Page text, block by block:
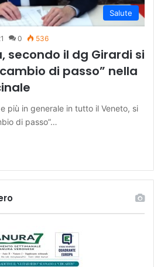
Salute
0 536
secondo il dg Girardi si
di passo” nella
più in generale in tutto il Veneto, si
di passo”…